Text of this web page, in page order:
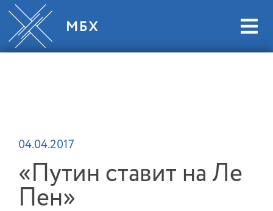
04.04.2017
«Путин ставит на Ле
Пен»